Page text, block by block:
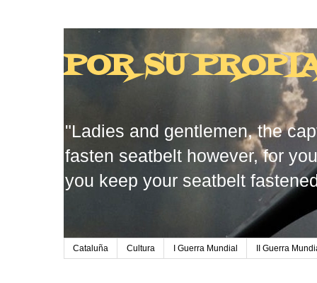
POR SU
"Ladies and gentlemen, the
fasten seatbelt however, for
you keep your seatbelt
Cataluña Cultura I Guerra Mundial II Guerra